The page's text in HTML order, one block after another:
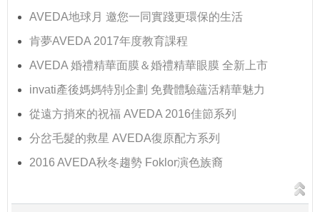
AVEDA地球月 邀您一同實踐更環保的生活
肯夢AVEDA 2017年度教育課程
AVEDA 婚禮精華面膜＆婚禮精華眼膜 全新上市
invati產後媽媽特別企劃 免費體驗蘊活精華魅力
從遠方捎來的祝福 AVEDA 2016佳節系列
分岔毛髮的救星 AVEDA復原配方系列
2016 AVEDA秋冬趨勢 Foklor演色族裔